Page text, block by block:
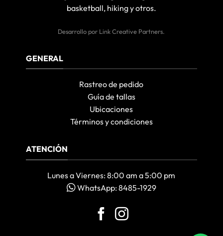
basketball, hiking y otros.
Desarrollo por Link Creative Partners.
GENERAL
Rastreo de pedido
Guía de tallas
Ubicaciones
Términos y condiciones
ATENCIÓN
Lunes a Viernes: 8:00 am a 5:00 pm
WhatsApp: 8485-1929